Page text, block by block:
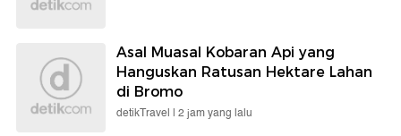
Asal Muasal Kobaran Api yang
Hanguskan Ratusan Hektare Lahan
di Bromo
detikTravel | 2 jam yang lalu